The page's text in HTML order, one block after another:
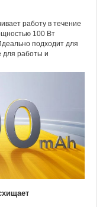
работу в течение
100 Вт
подходит для
для работы и